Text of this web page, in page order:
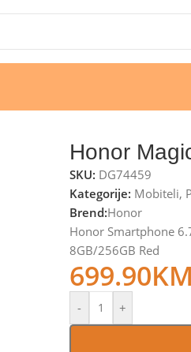
Honor
SKU: DG74459
Kategorije: Mobiteli,
Brend:Honor
Honor Smartphone
8GB/256GB Red
699.90KM
- +